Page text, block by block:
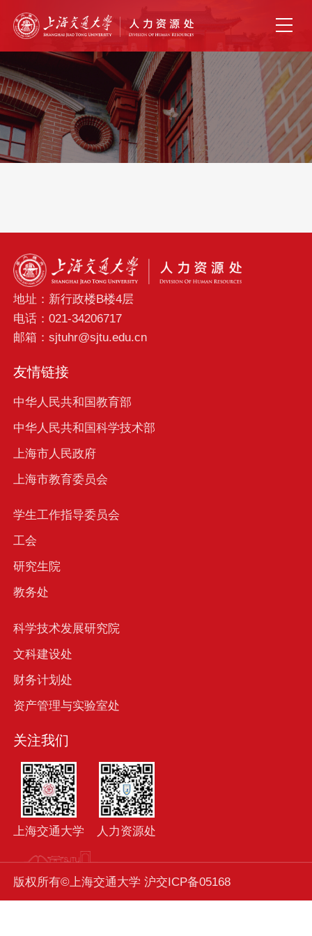
地址：新行政楼B楼4层
电话：021-34206717
邮箱：sjtuhr@sjtu.edu.cn
友情链接
中华人民共和国教育部
中华人民共和国科学技术部
上海市人民政府
上海市教育委员会
学生工作指导委员会
工会
研究生院
教务处
科学技术发展研究院
文科建设处
财务计划处
资产管理与实验室处
关注我们
上海交通大学 人力资源处
版权所有©上海交通大学 沪交ICP备05168